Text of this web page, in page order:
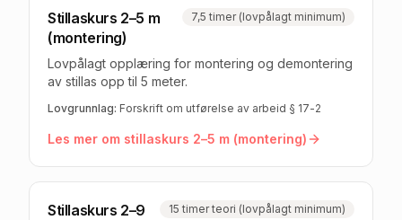
Stillaskurs 2–5 m
(montering)
7,5 timer (lovpålagt minimum)
Lovpålagt opplæring for montering og demontering
av stillas opp til 5 meter.
Lovgrunnlag: Forskrift om utførelse av arbeid § 17-2
Les mer om stillaskurs 2–5 m (montering)
Stillaskurs 2–9
15 timer teori (lovpålagt minimum)